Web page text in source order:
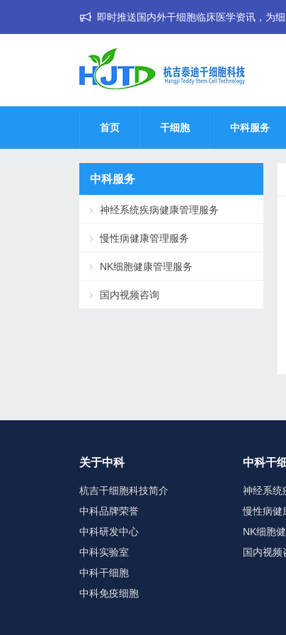
即时推送国内外干细胞临床医学资讯，为
首页 干细胞 中科服务
中科服务
神经系统疾病健康管理服务
慢性病健康管理服务
NK细胞健康管理服务
国内视频咨询
关于中科
杭吉干细胞科技简介
中科品牌荣誉
中科研发中心
中科实验室
中科干细胞
中科免疫细胞
中科干
神经系统
慢性病健
NK细胞
国内视频